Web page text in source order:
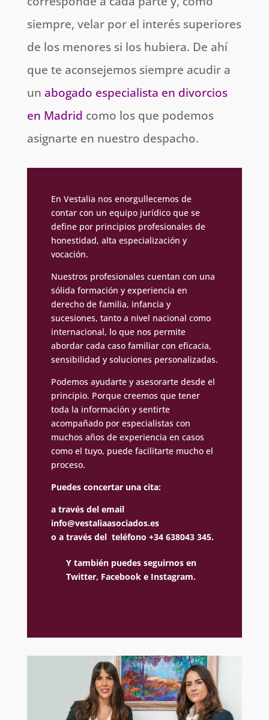
siempre, velar por el interés superiores
de los menores si los hubiera. De ahí
que te aconsejemos siempre acudir a
un abogado especialista en divorcios
en Madrid como los que podemos
asignarte en nuestro despacho.
En Vestalia nos enorgullecemos de
contar con un equipo jurídico que se
define por principios profesionales de
honestidad, alta especialización y
vocación.
Nuestros profesionales cuentan con una
sólida formación y experiencia en
derecho de familia, infancia y
sucesiones, tanto a nivel nacional como
internacional, lo que nos permite
abordar cada caso familiar con eficacia,
sensibilidad y soluciones personalizadas.
Podemos ayudarte y asesorarte desde el
principio. Porque creemos que tener
toda la información y sentirte
acompañado por especialistas con
muchos años de experiencia en casos
como el tuyo, puede facilitarte mucho el
proceso.
Puedes concertar una cita:
a través del email
info@vestaliaasociados.es
o a través del teléfono +34 638043 345.
Y también puedes seguirnos en
Twitter, Facebook e Instagram.